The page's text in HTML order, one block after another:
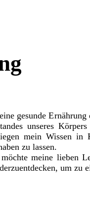
gesunde
unseres
mein Wissen in
zu lassen.
meine lieben
um zu